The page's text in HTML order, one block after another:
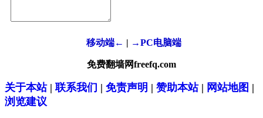
移动端← | →PC电脑端
免费翻墙网freefq.com
关于本站| 联系我们 | 免责声明 | 赞助本站| 网站地图 |
浏览建议